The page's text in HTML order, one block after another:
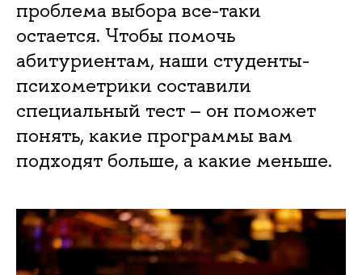
проблема выбора все-таки
остается. Чтобы помочь
абитуриентам, наши студенты-
психометрики составили
специальный тест – он поможет
понять, какие программы вам
подходят больше, а какие меньше.